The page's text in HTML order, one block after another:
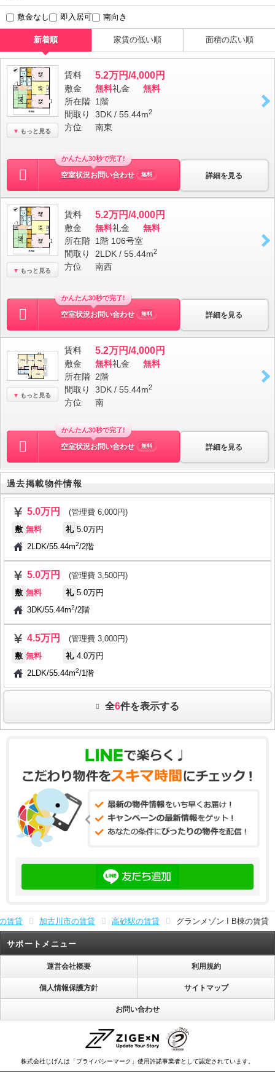
敷金なし 即入居可 南向き
新着順 家賃の低い順 面積の広い順
もっと見る
賃料 5.2万円/4,000円
敷金 無料礼金
無料
所在階 1階
間取り
3DK / 55.44m2
方位 南東
詳細を見る
かんたん30秒で完了!
空室状況お問い合わせ 無料
もっと見る
賃料 5.2万円/4,000円
敷金 無料礼金
無料
所在階 1階 106号室
間取り
2LDK / 55.44m2
方位 南西
詳細を見る
かんたん30秒で完了!
空室状況お問い合わせ 無料
もっと見る
賃料 5.2万円/4,000円
敷金 無料礼金
無料
所在階 2階
間取り
3DK / 55.44m2
方位 南
詳細を見る
かんたん30秒で完了!
空室状況お問い合わせ 無料
過去掲載物件情報
5.0万円
(管理費 6,000円)
敷 無料 礼 5.0万円
2LDK/55.44m2/2階
5.0万円
(管理費 3,500円)
敷 無料 礼 5.0万円
3DK/55.44m2/2階
4.5万円
(管理費 3,000円)
敷 無料 礼 4.0万円
2LDK/55.44m2/1階
全6件を表示する
賃貸 加古川市の賃貸 高砂駅の賃貸 グランメゾン I B棟の賃貸
サポートメニュー
運営会社概要 利用規約
個人情報保護方針 サイトマップ
お問い合わせ
株式会社じげんは「プライバシーマーク」使用許諾事業者として認定されています。